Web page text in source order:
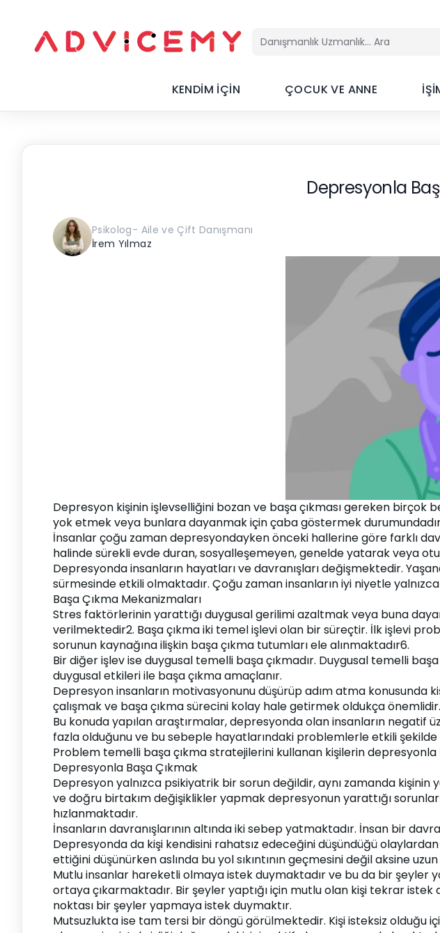
KENDİM İÇİN ÇOCUK VE ANNE
Depresyonla
Psikolog- Aile ve Çift Danışmanı
İrem Yılmaz
Depresyon kişinin işlevselliğini bozan ve başa çıkması gereken
yok etmek veya bunlara dayanmak için çaba göstermek
İnsanlar çoğu zaman depresyondayken önceki hallerine göre farklı
halinde sürekli evde duran, sosyalleşemeyen, genelde yatarak veya
Depresyonda insanların hayatları ve davranışları değişmektedir.
sürmesinde etkili olmaktadır. Çoğu zaman insanların iyi niyetle
Başa Çıkma Mekanizmaları
Stres faktörlerinin yarattığı duygusal gerilimi azaltmak veya buna
verilmektedir2. Başa çıkma iki temel işlevi olan bir süreçtir. İlk işlevi
sorunun kaynağına ilişkin başa çıkma tutumları ele alınmaktadır6.
Bir diğer işlev ise duygusal temelli başa çıkmadır. Duygusal temelli
duygusal etkileri ile başa çıkma amaçlanır.
Depresyon insanların motivasyonunu düşürüp adım atma konusunda
çalışmak ve başa çıkma sürecini kolay hale getirmek oldukça önemlidir.
Bu konuda yapılan araştırmalar, depresyonda olan insanların
fazla olduğunu ve bu sebeple hayatlarındaki problemlerle etkili
Problem temelli başa çıkma stratejilerini kullanan kişilerin
Depresyonla Başa Çıkmak
Depresyon yalnızca psikiyatrik bir sorun değildir, aynı zamanda kişinin
ve doğru birtakım değişiklikler yapmak depresyonun yarattığı
hızlanmaktadır.
İnsanların davranışlarının altında iki sebep yatmaktadır. İnsan bir
Depresyonda da kişi kendisini rahatsız edeceğini düşündüğü
ettiğini düşünürken aslında bu yol sıkıntının geçmesini değil aksine
Mutlu insanlar hareketli olmaya istek duymaktadır ve bu da bir şeyler
ortaya çıkarmaktadır. Bir şeyler yaptığı için mutlu olan kişi tekrar
noktası bir şeyler yapmaya istek duymaktır.
Mutsuzlukta ise tam tersi bir döngü görülmektedir. Kişi isteksiz olduğu